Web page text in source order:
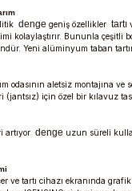
denge geniş özellikler tartı
kolaylaştırır. Bununla çeşitli
Yeni alüminyum taban
odasının aletsiz montajına ve
(jantsız) için özel bir kılavuz
artıyor denge uzun süreli
ve tartı cihazı ekranında